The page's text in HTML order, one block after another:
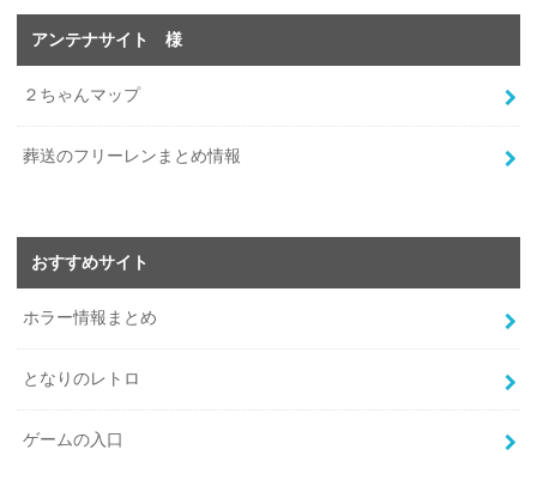
アンテナサイト 様
２ちゃんマップ
葬送のフリーレンまとめ情報
おすすめサイト
ホラー情報まとめ
となりのレトロ
ゲームの入口